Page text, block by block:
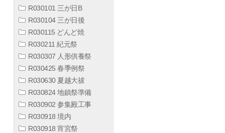
R030101 三が日B
R030104 三が日後
R030115 どんど焼
R030211 紀元祭
R030307 人形供養祭
R030425 春季例祭
R030630 夏越大祓
R030824 地鎮祭準備
R030902 参集殿工事
R030918 境内
R030918 宵宮祭